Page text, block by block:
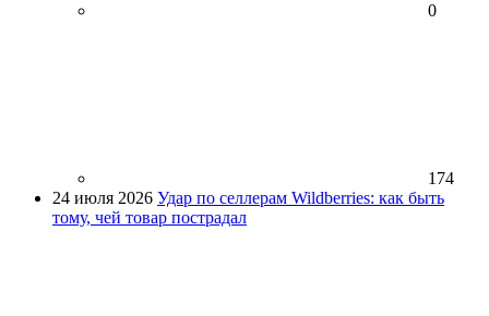
0
174
24 июля 2026 Удар по селлерам Wildberries: как быть
тому, чей товар пострадал